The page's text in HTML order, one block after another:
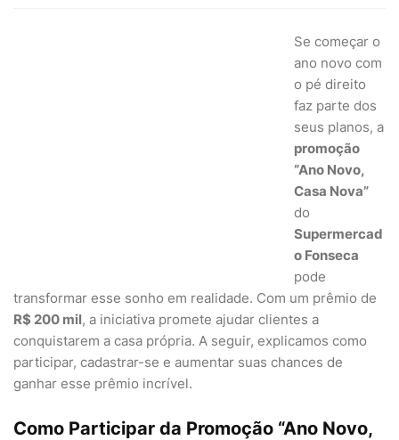
Se começar o
ano novo com
o pé direito
faz parte dos
seus planos, a
promoção
“Ano Novo,
Casa Nova”
do
Supermercad
o Fonseca
pode
transformar esse sonho em realidade. Com um prêmio de
R$ 200 mil, a iniciativa promete ajudar clientes a
conquistarem a casa própria. A seguir, explicamos como
participar, cadastrar-se e aumentar suas chances de
ganhar esse prêmio incrível.
Como Participar da Promoção “Ano Novo,